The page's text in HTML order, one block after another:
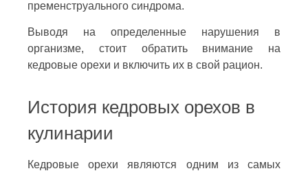
пременструального синдрома.
Выводя на определенные нарушения в
организме, стоит обратить внимание на
кедровые орехи и включить их в свой рацион.
История кедровых орехов в
кулинарии
Кедровые орехи являются одним из самых